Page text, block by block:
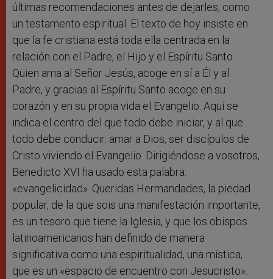
últimas recomendaciones antes de dejarles, como
un testamento espiritual. El texto de hoy insiste en
que la fe cristiana está toda ella centrada en la
relación con el Padre, el Hijo y el Espíritu Santo.
Quien ama al Señor Jesús, acoge en sí a Él y al
Padre, y gracias al Espíritu Santo acoge en su
corazón y en su propia vida el Evangelio. Aquí se
indica el centro del que todo debe iniciar, y al que
todo debe conducir: amar a Dios, ser discípulos de
Cristo viviendo el Evangelio. Dirigiéndose a vosotros,
Benedicto XVI ha usado esta palabra:
«evangelicidad». Queridas Hermandades, la piedad
popular, de la que sois una manifestación importante,
es un tesoro que tiene la Iglesia, y que los obispos
latinoamericanos han definido de manera
significativa como una espiritualidad, una mística,
que es un «espacio de encuentro con Jesucristo».